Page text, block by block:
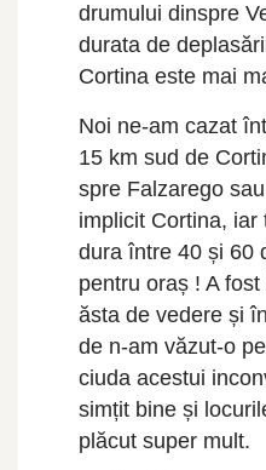
drumului dinspre
durata de
Cortina este mai
Noi ne-am cazat
15 km sud de
spre Falzarego
implicit Cortina, iar
dura între 40 și 60
pentru oraș ! A fost
ăsta de vedere și
de n-am văzut-o
ciuda acestui
simțit bine și
plăcut super mult.